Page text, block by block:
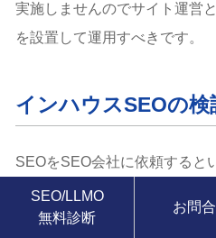
実施しませんのでサイト運営
を設置して運用すべきです。
インハウスSEOの検
SEOをSEO会社に依頼すると
せんが、簡単な施策であれば
うという手法もあります。
SEO/LLMO
無料診断
お問